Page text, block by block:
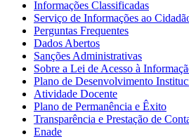
Informações Classificadas
Serviço de Informações ao
Perguntas Frequentes
Dados Abertos
Sanções Administrativas
Sobre a Lei de Acesso à
Plano de Desenvolvimento
Atividade Docente
Plano de Permanência e Êxito
Transparência e Prestação de
Enade